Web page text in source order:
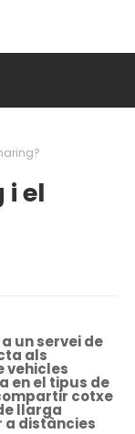
i el
un servei de
als
vehicles
en el tipus de
cotxe
llarga
a distàncies